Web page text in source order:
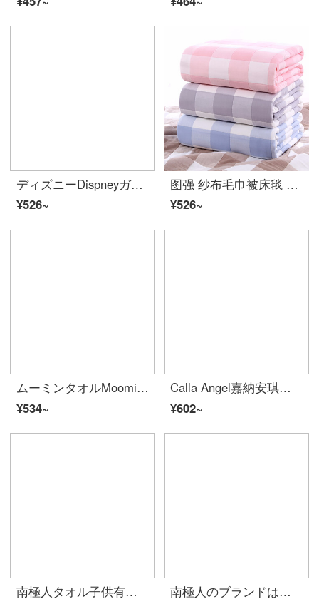
ディズニーDispneyガーゼの子供用ナプキン3枚に純綿のタオルを入れて、赤ちゃん用のベビータオルの漫画ソフトな氷と雪の不思議な縁の3つの包装です。
¥526~
图强 纱布毛巾被床毯 纯棉单双人毛巾被夏凉被午睡空调盖毯夏季办公室格子盖毯 苏格拉格蓝色 150*210
¥526~
ムーミンタオルMoominカジュアルタイムのスカーフ三重ガーゼA類標準家庭用綿タオル柔軟で可愛い子供用フェイスタオル2枚に緑+ピンクを詰めてブルー34*35 Gをプレゼントします。
¥534~
Calla Angel嘉納安琪はエジプト綿の小さいスカーフのタオルA種類を輸入して柔軟に水を吸い込んで顔を洗います。綿の小さいタオル3条は3条のスカーフの組み合わせZを詰めます。
¥602~
南極人タオル子供有機綿可愛い子供タオル純綿洗顔家庭用吸水速乾不落柔軟ティッシュ小熊刺繍ティッシュ米粒白三条セット
南極人のブランドは子供用のベビータオルに適しています。柔らかくて吸水性の高い子供用タオルです。綿幼稚園専用の女の子用のタオルは、顔を洗ってガーゼを吸い込みます。赤ちゃん用の柔らかいA類ガーゼの子供用タオルです。